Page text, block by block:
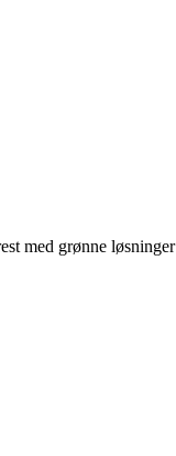
med grønne løsninger